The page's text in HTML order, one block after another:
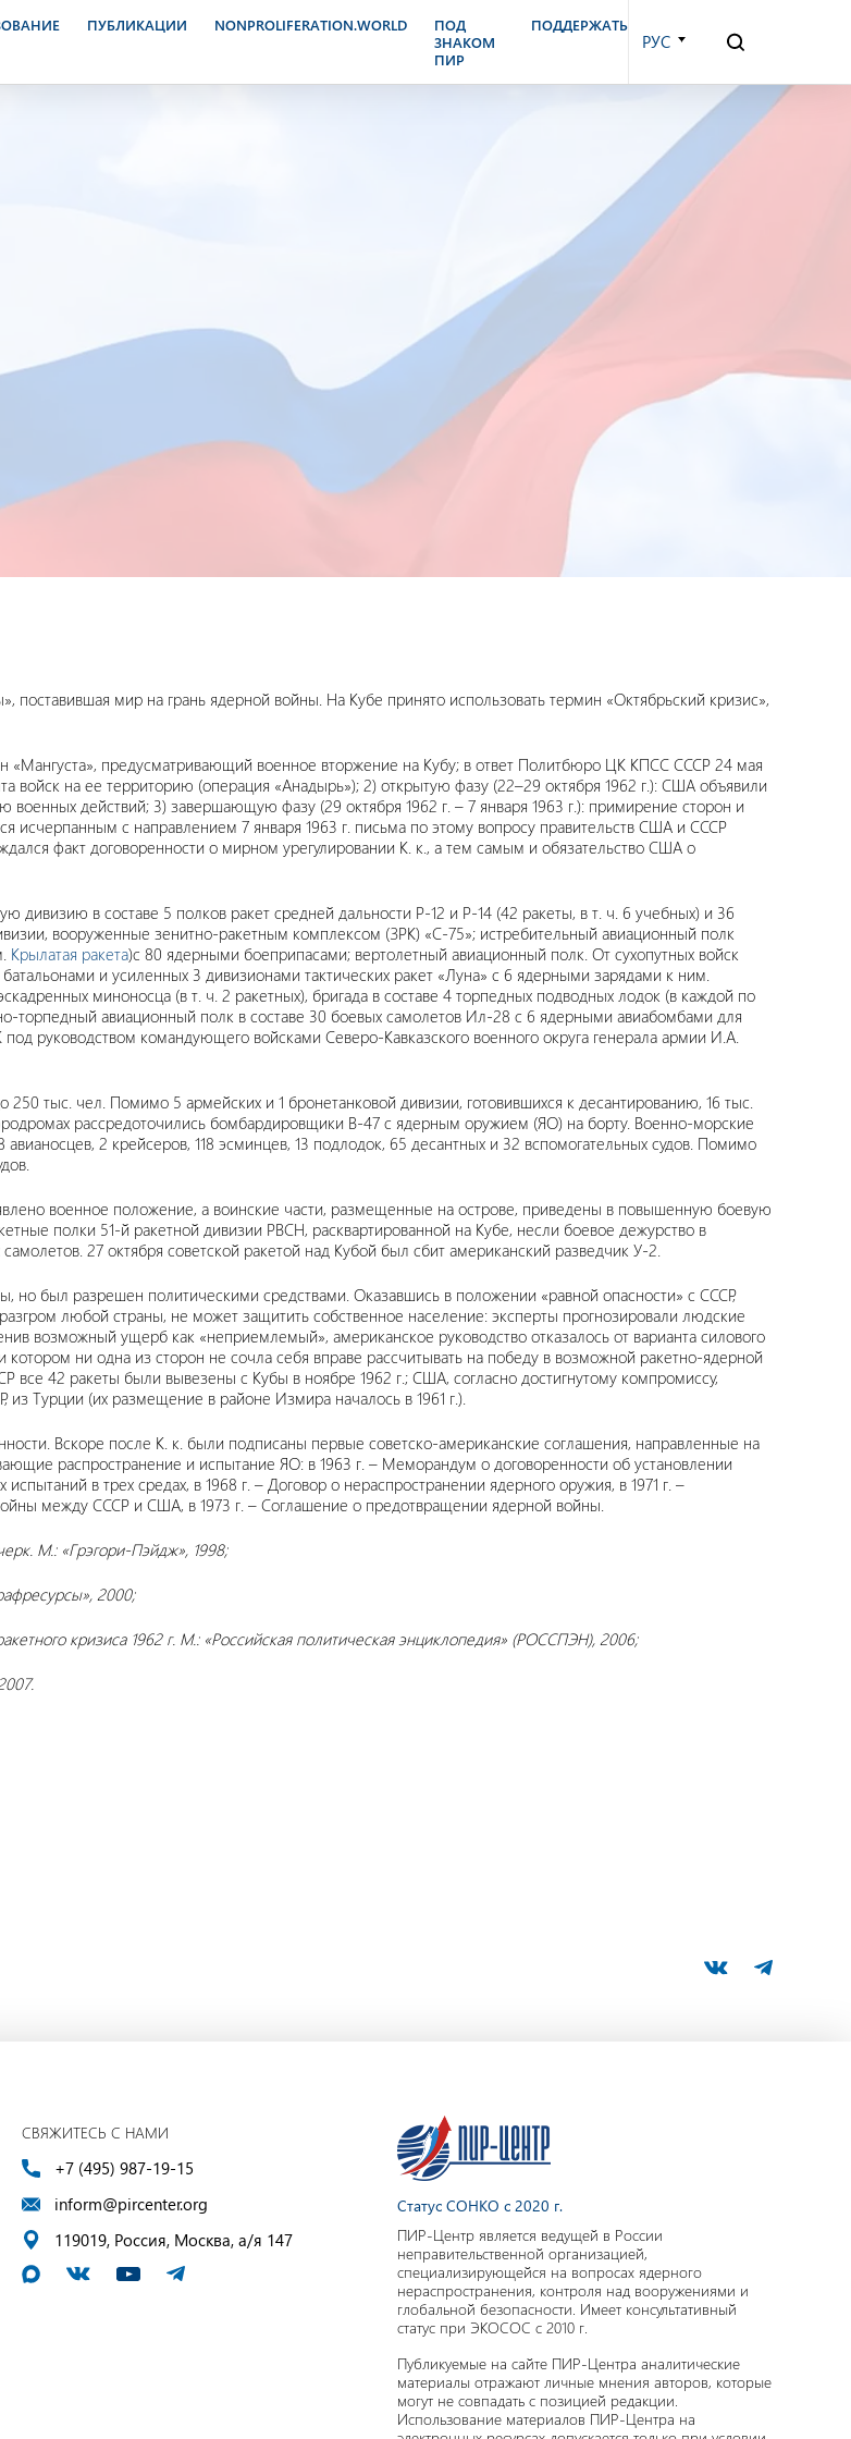
ПУБЛИКАЦИИ NONPROLIFERATION.WORLD
ПОД
ЗНАКОМ
ПИР
ПОДДЕРЖАТЬ
РУС
мир на грань ядерной войны. На Кубе принято использовать термин «Октябрьский кризис»,
«Мангуста», предусматривающий военное вторжение на Кубу; в ответ Политбюро ЦК КПСС СССР 24 мая
на ее территорию (операция «Анадырь»); 2) открытую фазу (22–29 октября 1962 г.): США объявили
действий; 3) завершающую фазу (29 октября 1962 г. – 7 января 1963 г.): примирение сторон и
исчерпанным с направлением 7 января 1963 г. письма по этому вопросу правительств США и СССР
факт договоренности о мирном урегулировании К. к., а тем самым и обязательство США о
дивизию в составе 5 полков ракет средней дальности Р-12 и Р-14 (42 ракеты, в т. ч. 6 учебных) и 36
вооруженные зенитно-ракетным комплексом (ЗРК) «С-75»; истребительный авиационный полк
Крылатая ракета)с 80 ядерными боеприпасами; вертолетный авиационный полк. От сухопутных войск
и усиленных 3 дивизионами тактических ракет «Луна» с 6 ядерными зарядами к ним.
миноносца (в т. ч. 2 ракетных), бригада в составе 4 торпедных подводных лодок (в каждой по
торпедный авиационный полк в составе 30 боевых самолетов Ил-28 с 6 ядерными авиабомбами для
руководством командующего войсками Северо-Кавказского военного округа генерала армии И.А.
тыс. чел. Помимо 5 армейских и 1 бронетанковой дивизии, готовившихся к десантированию, 16 тыс.
рассредоточились бомбардировщики В-47 с ядерным оружием (ЯО) на борту. Военно-морские
2 крейсеров, 118 эсминцев, 13 подлодок, 65 десантных и 32 вспомогательных судов. Помимо
военное положение, а воинские части, размещенные на острове, приведены в повышенную боевую
полки 51-й ракетной дивизии РВСН, расквартированной на Кубе, несли боевое дежурство в
27 октября советской ракетой над Кубой был сбит американский разведчик У-2.
но был разрешен политическими средствами. Оказавшись в положении «равной опасности» с СССР,
любой страны, не может защитить собственное население: эксперты прогнозировали людские
возможный ущерб как «неприемлемый», американское руководство отказалось от варианта силового
котором ни одна из сторон не сочла себя вправе рассчитывать на победу в возможной ракетно-ядерной
все 42 ракеты были вывезены с Кубы в ноябре 1962 г.; США, согласно достигнутому компромиссу,
Турции (их размещение в районе Измира началось в 1961 г.).
Вскоре после К. к. были подписаны первые советско-американские соглашения, направленные на
распространение и испытание ЯО: в 1963 г. – Меморандум о договоренности об установлении
в трех средах, в 1968 г. – Договор о нераспространении ядерного оружия, в 1971 г. –
между СССР и США, в 1973 г. – Соглашение о предотвращении ядерной войны.
М.: «Грэгори-Пэйдж», 1998;
2000;
кризиса 1962 г. М.: «Российская политическая энциклопедия» (РОССПЭН), 2006;
СВЯЖИТЕСЬ С НАМИ
+7 (495) 987-19-15
inform@pircenter.org
119019, Россия, Москва, а/я 147
Статус СОНКО с 2020 г.
ПИР-Центр является ведущей в России
неправительственной организацией,
специализирующейся на вопросах ядерного
нераспространения, контроля над вооружениями и
глобальной безопасности. Имеет консультативный
статус при ЭКОСОС с 2010 г.
Публикуемые на сайте ПИР-Центра аналитические
материалы отражают личные мнения авторов, которые
могут не совпадать с позицией редакции.
Использование материалов ПИР-Центра на